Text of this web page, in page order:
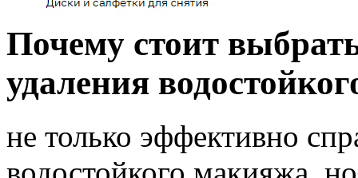
Почему стоит
удаления
не только эффективно